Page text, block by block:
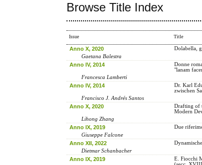
Browse Title Index
Issue Title
Anno X, 2020 Dolabella,
Gaetana Balestra
Anno IV, 2014
Donne
"lanam
Francesca Lamberti
Anno IV, 2014
Dr. Karl
zwischen
Francisco J. Andrés Santos
Anno X, 2020
Drafting of
Modern
Lihong Zhang
Anno IX, 2019 Due
Giuseppe Falcone
Anno XII, 2022
Dietmar Schanbacher
Anno IX, 2019
E. Fiocchi